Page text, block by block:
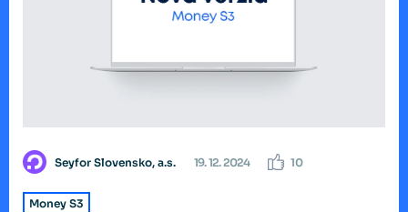
Seyfor Slovensko, a.s. 19. 12. 2024 10
Money S3